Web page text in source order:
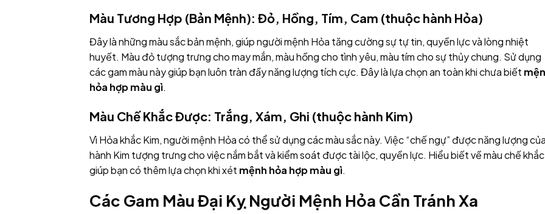
Màu Tương Hợp (Bản Mệnh): Đỏ, Hồng, Tím, Cam (thuộc hành Hỏa)
Đây là những màu sắc bản mệnh, giúp người mệnh Hỏa tăng cường sự tự tin, quyền lực và lòng nhiệt
huyết. Màu đỏ tượng trưng cho may mắn, màu hồng cho tình yêu, màu tím cho sự thủy chung. Sử dụng
các gam màu này giúp bạn luôn tràn đầy năng lượng tích cực. Đây là lựa chọn an toàn khi chưa biết
hỏa hợp màu gì.
Màu Chế Khắc Được: Trắng, Xám, Ghi (thuộc hành Kim)
Vì Hỏa khắc Kim, người mệnh Hỏa có thể sử dụng các màu sắc này. Việc “chế ngự” được năng lượng
hành Kim tượng trưng cho việc nắm bắt và kiểm soát được tài lộc, quyền lực. Hiểu biết về màu chế khắc
giúp bạn có thêm lựa chọn khi xét mệnh hỏa hợp màu gì.
Các Gam Màu Đại Kỵ Người Mệnh Hỏa Cần Tránh Xa